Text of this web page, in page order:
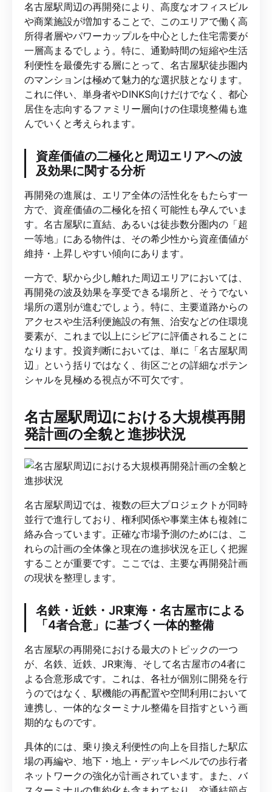
名古屋駅周辺の再開発により、高度なオフィスビル
や商業施設が増加することで、このエリアで働く高
所得者層やパワーカップルを中心とした住宅需要が
一層高まるでしょう。特に、通勤時間の短縮や生活
利便性を最優先する層にとって、名古屋駅徒歩圏内
のマンションは極めて魅力的な選択肢となります。
これに伴い、単身者やDINKS向けだけでなく、都心
居住を志向するファミリー層向けの住環境整備も進
んでいくと考えられます。
資産価値の二極化と周辺エリアへの波
及効果に関する分析
再開発の進展は、エリア全体の活性化をもたらす一
方で、資産価値の二極化を招く可能性も孕んでいま
す。名古屋駅に直結、あるいは徒歩数分圏内の「超
一等地」にある物件は、その希少性から資産価値が
維持・上昇しやすい傾向にあります。
一方で、駅から少し離れた周辺エリアにおいては、
再開発の波及効果を享受できる場所と、そうでない
場所の選別が進むでしょう。特に、主要道路からの
アクセスや生活利便施設の有無、治安などの住環境
要素が、これまで以上にシビアに評価されることに
なります。投資判断においては、単に「名古屋駅周
辺」という括りではなく、街区ごとの詳細なポテン
シャルを見極める視点が不可欠です。
名古屋駅周辺における大規模再開
発計画の全貌と進捗状況
名古屋駅周辺では、複数の巨大プロジェクトが同時
並行で進行しており、権利関係や事業主体も複雑に
絡み合っています。正確な市場予測のためには、こ
れらの計画の全体像と現在の進捗状況を正しく把握
することが重要です。ここでは、主要な再開発計画
の現状を整理します。
名鉄・近鉄・JR東海・名古屋市による
「4者合意」に基づく一体的整備
名古屋駅の再開発における最大のトピックの一つ
が、名鉄、近鉄、JR東海、そして名古屋市の4者に
よる合意形成です。これは、各社が個別に開発を行
うのではなく、駅機能の再配置や空間利用において
連携し、一体的なターミナル整備を目指すという画
期的なものです。
具体的には、乗り換え利便性の向上を目指した駅広
場の再編や、地下・地上・デッキレベルでの歩行者
ネットワークの強化が計画されています。また、バ